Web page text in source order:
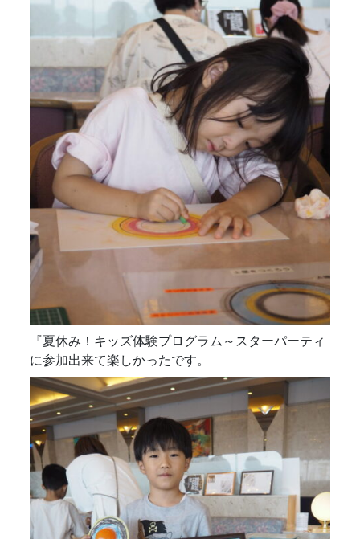
『夏休み！キッズ体験プログラム～スターパーティ
に参加出来て楽しかったです。